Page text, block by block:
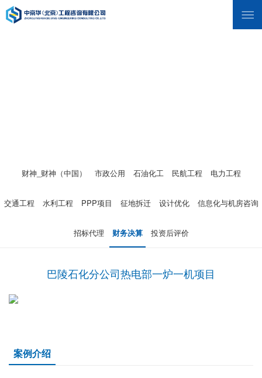
财神_财神（中国） 市政公用 石油化工 民航工程 电力工程
交通工程 水利工程 PPP项目 征地拆迁 设计优化 信息化与机房咨询
招标代理 财务决算 投资后评价
巴陵石化分公司热电部一炉一机项目
案例介绍